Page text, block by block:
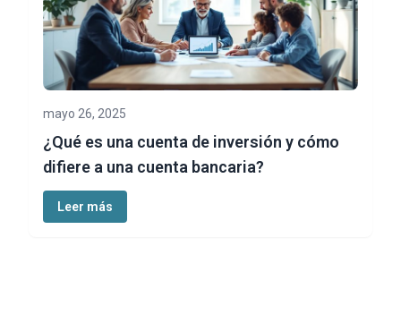
mayo 26, 2025
¿Qué es una cuenta de inversión y cómo
difiere a una cuenta bancaria?
Leer más